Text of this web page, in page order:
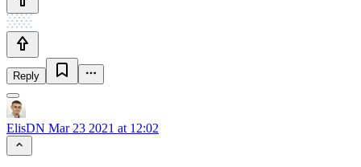
Reply
ElisDN Mar 23 2021 at 12:02